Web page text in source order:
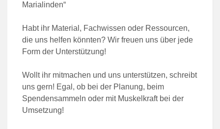
Marialinden“
Habt ihr Material, Fachwissen oder Ressourcen,
die uns helfen könnten? Wir freuen uns über jede
Form der Unterstützung!
Wollt ihr mitmachen und uns unterstützen, schreibt
uns gern! Egal, ob bei der Planung, beim
Spendensammeln oder mit Muskelkraft bei der
Umsetzung!